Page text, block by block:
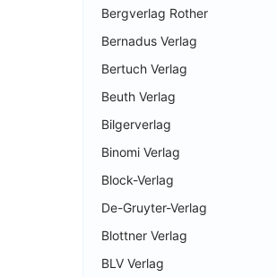
Bergverlag Rother
Bernadus Verlag
Bertuch Verlag
Beuth Verlag
Bilgerverlag
Binomi Verlag
Block-Verlag
De-Gruyter-Verlag
Blottner Verlag
BLV Verlag